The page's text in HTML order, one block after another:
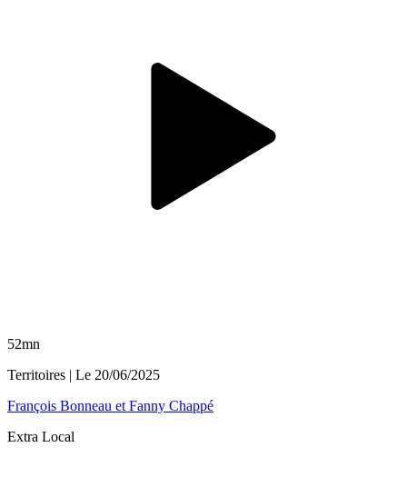
52mn
Territoires | Le 20/06/2025
François Bonneau et Fanny Chappé
Extra Local